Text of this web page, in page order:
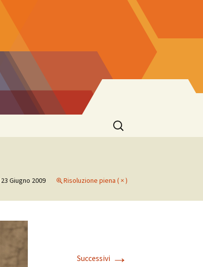
Ricerca
per:
23 Giugno 2009 Risoluzione piena ( × )
Successivi →